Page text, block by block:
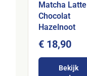
Matcha Latte
Chocolat
Hazelnoot
€ 18,90
Bekijk